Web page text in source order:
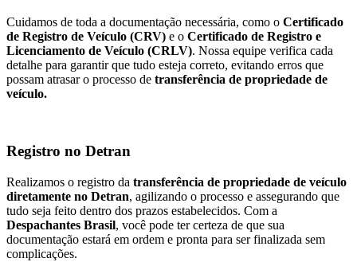
Cuidamos de toda a documentação necessária, como o Certificado
de Registro de Veículo (CRV) e o Certificado de Registro e
Licenciamento de Veículo (CRLV). Nossa equipe verifica cada
detalhe para garantir que tudo esteja correto, evitando erros que
possam atrasar o processo de transferência de propriedade de
veículo.
Registro no Detran
Realizamos o registro da transferência de propriedade de veículo
diretamente no Detran, agilizando o processo e assegurando que
tudo seja feito dentro dos prazos estabelecidos. Com a
Despachantes Brasil, você pode ter certeza de que sua
documentação estará em ordem e pronta para ser finalizada sem
complicações.